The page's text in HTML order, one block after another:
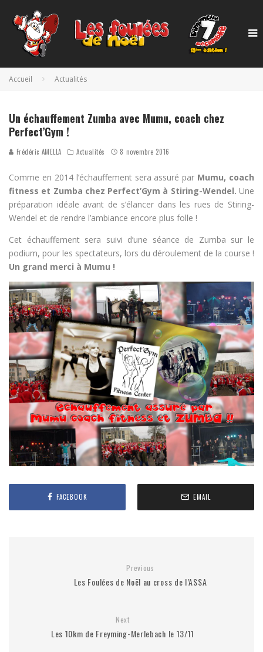
Accueil Actualités
Un échauffement Zumba avec Mumu, coach chez
Perfect’Gym !
Frédéric AMELLA Actualités 8 novembre 2016
Comme en 2014 l’échauffement sera assuré par Mumu, coach
fitness et Zumba chez Perfect’Gym à Stiring-Wendel. Une
préparation idéale avant de s’élancer dans les rues de Stiring-
Wendel et de rendre l’ambiance encore plus folle !
Cet échauffement sera suivi d’une séance de Zumba sur le
podium, pour les spectateurs, lors du déroulement de la course !
Un grand merci à Mumu !
FACEBOOK EMAIL
Previous
Les Foulées de Noël au cross de l’ASSA
Next
Les 10km de Freyming-Merlebach le 13/11